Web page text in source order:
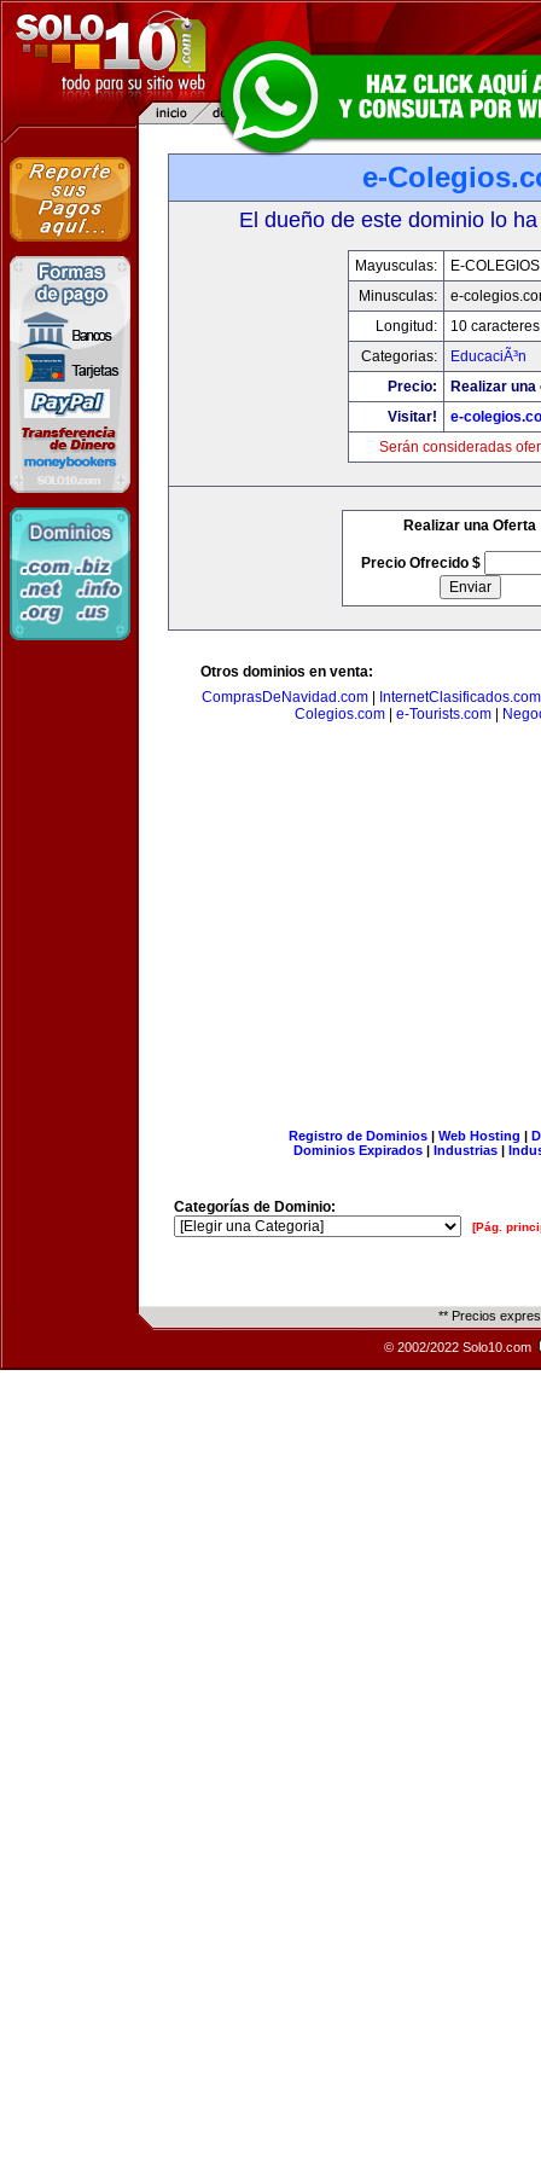
e-
El dueño de este dominio lo
Mayusculas:
E-
Minusculas:
e-
Longitud:
10 caracteres
Categorias:
EducaciÃ³n
Precio:
Realizar
Visitar!
e-
Serán consideradas
Realizar una Oferta
Precio Ofrecido $
Otros dominios en venta:
ComprasDeNavidad.com
InternetClasificados.com
Colegios.com| e-Tourists.com|
Registro de Dominios| Web Hosting |
Dominios Expirados | Industrias |
Categorías de Dominio:
[Pág.
** Precios
© 2002/2022 Solo10.com